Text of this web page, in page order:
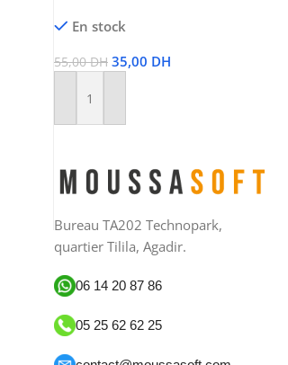
contact@moussasoft.com
En stock
55,00DH 35,00 DH
Ajouter Au Panier
Bureau TA202 Technopark,
quartier Tilila, Agadir.
06 14 20 87 86
05 25 62 62 25